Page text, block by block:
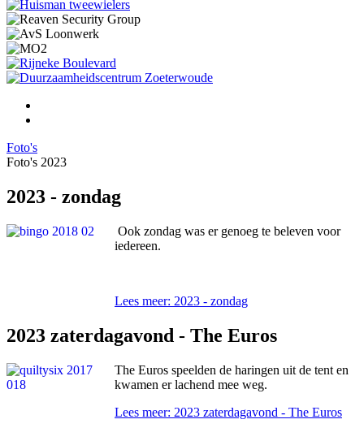
Foto's
Foto's 2023
2023 - zondag
Ook zondag was er genoeg te beleven voor
iedereen.
Lees meer: 2023 - zondag
2023 zaterdagavond - The Euros
The Euros speelden de haringen uit de tent en
kwamen er lachend mee weg.
Lees meer: 2023 zaterdagavond - The Euros